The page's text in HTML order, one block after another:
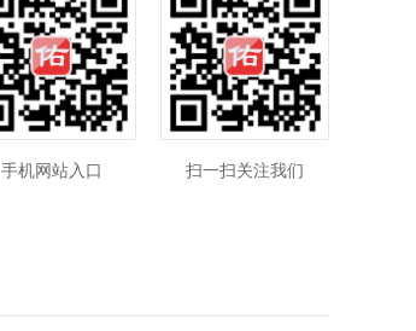
手机网站入口 扫一扫关注我们